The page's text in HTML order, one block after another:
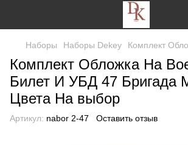
Наборы Наборы Dekey Комплект
Комплект Обложка На
Билет И УБД 47 Бригада
Цвета На выбор
Артикул: nabor 2-47 Оставить отзыв